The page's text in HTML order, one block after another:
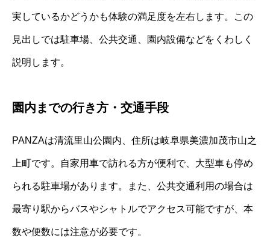
実しているかどうかも体験の満足度を左右します。この
見出しでは駐車場、公共交通、園内設備などをくわしく
説明します。
園内までの行き方・交通手段
PANZAは清流里山公園内、住所は岐阜県美濃加茂市山之
上町です。自家用車で訪れる方が便利で、大型車も停め
られる駐車場があります。また、公共交通利用の場合は
最寄り駅からバスやシャトルでアクセス可能ですが、本
数や便数には注意が必要です。